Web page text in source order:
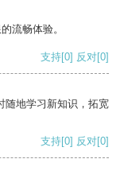
流畅体验。
支持[0] 反对[0]
随地学习新知识，拓宽
支持[0] 反对[0]